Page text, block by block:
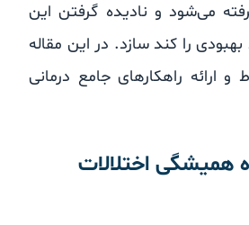
می‌شود و نادیده گرفتن این
را کند سازد. در این مقاله
ارائه راهکارهای جامع درمانی
اختلالات